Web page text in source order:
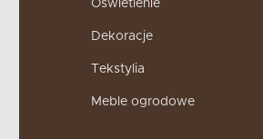
Oświetlenie
Dekoracje
Tekstylia
Meble ogrodowe